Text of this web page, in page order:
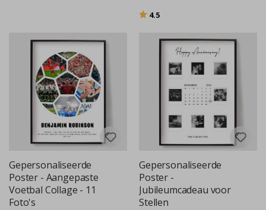
Beoordeling:
4.5
Gepersonaliseerde
Poster - Aangepaste
Voetbal Collage - 11
Foto's
Gepersonaliseerde
Poster -
Jubileumcadeau voor
Stellen